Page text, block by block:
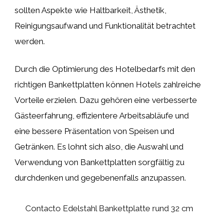
sollten Aspekte wie Haltbarkeit, Ästhetik,
Reinigungsaufwand und Funktionalität betrachtet
werden.
Durch die Optimierung des Hotelbedarfs mit den
richtigen Bankettplatten können Hotels zahlreiche
Vorteile erzielen. Dazu gehören eine verbesserte
Gästeerfahrung, effizientere Arbeitsabläufe und
eine bessere Präsentation von Speisen und
Getränken. Es lohnt sich also, die Auswahl und
Verwendung von Bankettplatten sorgfältig zu
durchdenken und gegebenenfalls anzupassen.
Contacto Edelstahl Bankettplatte rund 32 cm